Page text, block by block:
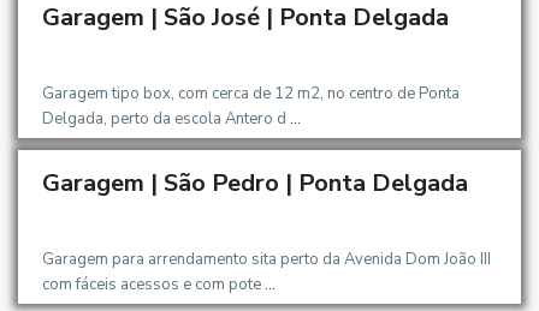
Garagem | São José | Ponta Delgada
Garagem tipo box, com cerca de 12 m2, no centro de Ponta
Delgada, perto da escola Antero d ...
Garagem | São Pedro | Ponta Delgada
Garagem para arrendamento sita perto da Avenida Dom João III
com fáceis acessos e com pote...